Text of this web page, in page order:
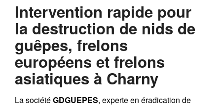
Intervention rapide pour
la destruction de nids de
guêpes, frelons
européens et frelons
asiatiques à Charny
La sociétéGDGUEPES, experte en éradication de